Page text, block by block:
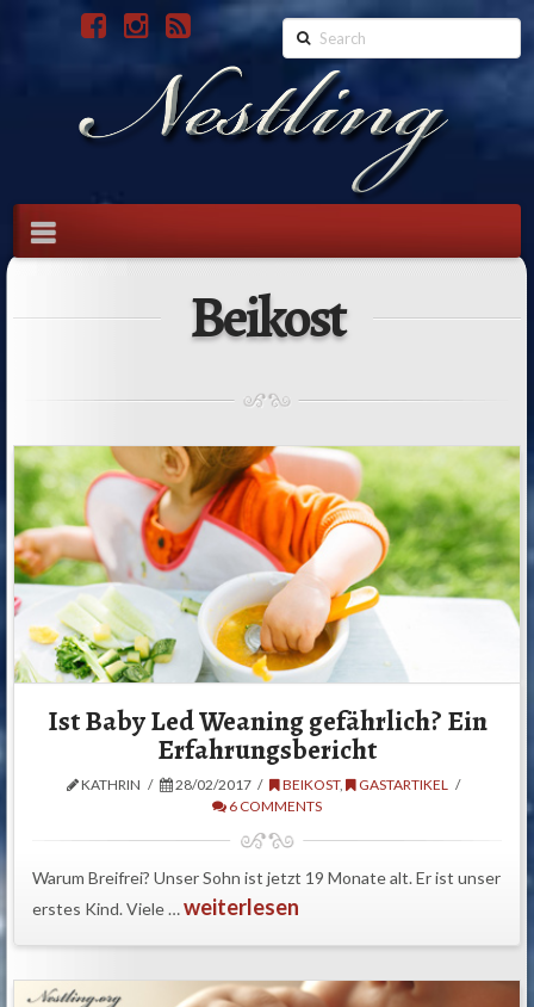
Search
Navigation
Beikost
Ist Baby Led Weaning gefährlich? Ein
Erfahrungsbericht
KATHRIN 28/02/2017 BEIKOST,
GASTARTIKEL
6 COMMENTS
Warum Breifrei? Unser Sohn ist jetzt 19 Monate alt. Er ist unser
erstes Kind. Viele …weiterlesen